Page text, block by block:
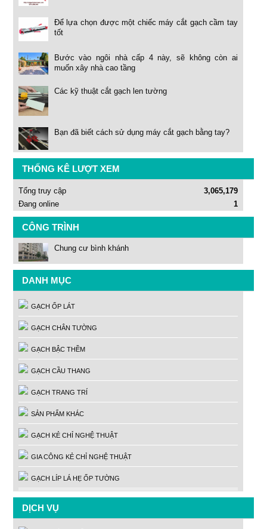
Để lựa chọn được một chiếc máy cắt gạch cầm tay
tốt
Bước vào ngôi nhà cấp 4 này, sẽ không còn ai
muốn xây nhà cao tầng
Các kỹ thuật cắt gạch len tường
Bạn đã biết cách sử dụng máy cắt gạch bằng tay?
THỐNG KÊ LƯỢT XEM
Tổng truy cập
3,065,179
Đang online
1
CÔNG TRÌNH
Chung cư bình khánh
DANH MỤC
GẠCH ỐP LÁT
GẠCH CHÂN TƯỜNG
GẠCH BẬC THỀM
GẠCH CẦU THANG
GẠCH TRANG TRÍ
SẢN PHẨM KHÁC
GẠCH KẺ CHỈ NGHỆ THUẬT
GIA CÔNG KẺ CHỈ NGHỆ THUẬT
GẠCH LÍP LÁ HẸ ỐP TƯỜNG
DỊCH VỤ